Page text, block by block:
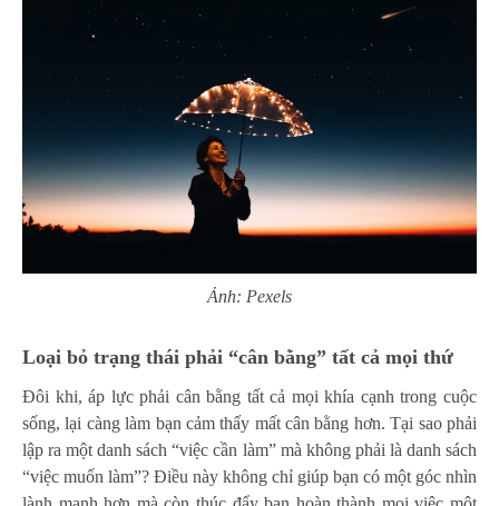
Ảnh: Pexels
Loại bỏ trạng thái phải “cân bằng” tất cả mọi thứ
Đôi khi, áp lực phải cân bằng tất cả mọi khía cạnh trong cuộc
sống, lại càng làm bạn cảm thấy mất cân bằng hơn. Tại sao phải
lập ra một danh sách “việc cần làm” mà không phải là danh sách
“việc muốn làm”? Điều này không chỉ giúp bạn có một góc nhìn